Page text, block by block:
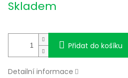
cena:
Skladem
Přidat do košíku
Detailní informace